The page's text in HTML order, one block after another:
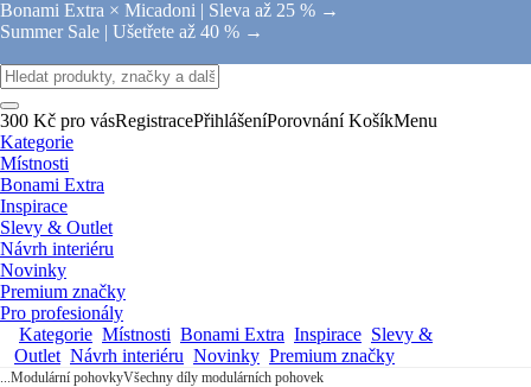
Bonami Extra × Micadoni | Sleva až 25 % →
Summer Sale | Ušetřete až 40 % →
300 Kč pro vásRegistracePřihlášeníPorovnání KošíkMenu
Kategorie
Místnosti
Bonami Extra
Inspirace
Slevy & Outlet
Návrh interiéru
Novinky
Premium značky
Pro profesionály
Kategorie Místnosti Bonami Extra Inspirace Slevy &
Outlet Návrh interiéru Novinky Premium značky
...Modulární pohovkyVšechny díly modulárních pohovek